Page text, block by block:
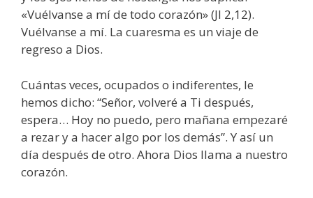
«Vuélvanse a mí de todo corazón» (Jl 2,12).
Vuélvanse a mí. La cuaresma es un viaje de
regreso a Dios.
Cuántas veces, ocupados o indiferentes, le
hemos dicho: “Señor, volveré a Ti después,
espera… Hoy no puedo, pero mañana empezaré
a rezar y a hacer algo por los demás”. Y así un
día después de otro. Ahora Dios llama a nuestro
corazón.